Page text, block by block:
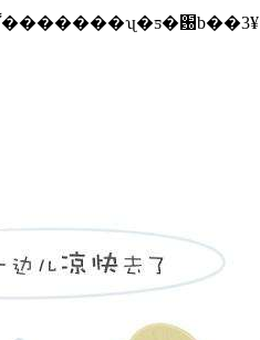
�㶫�����б��������ڱ�������ʯ�ƽ�԰b��3¥